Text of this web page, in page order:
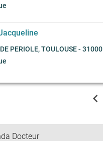
PERIOLE, TOULOUSE - 31000
chevron_left
Docteur